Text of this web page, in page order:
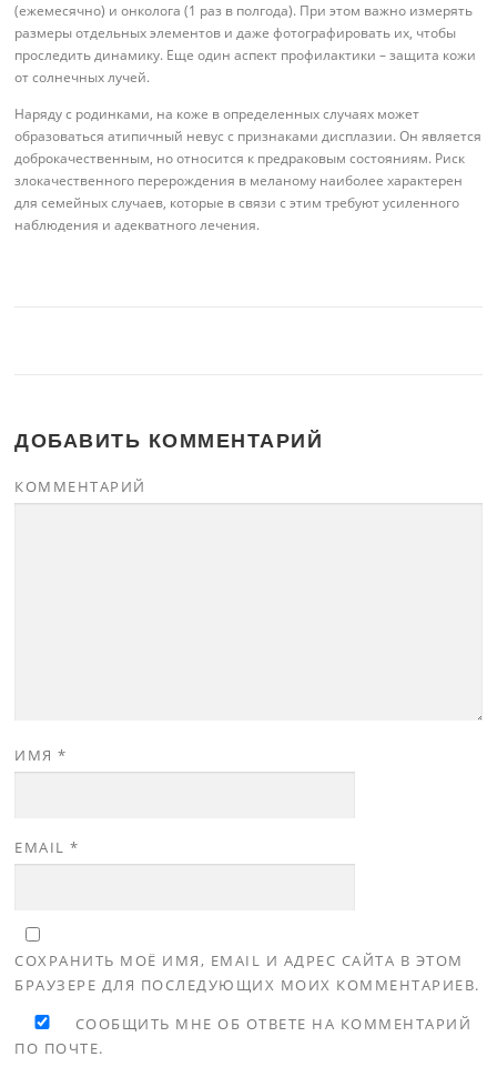
(ежемесячно) и онколога (1 раз в полгода). При этом важно измерять
размеры отдельных элементов и даже фотографировать их, чтобы
проследить динамику. Еще один аспект профилактики – защита кожи
от солнечных лучей.
Наряду с родинками, на коже в определенных случаях может
образоваться атипичный невус с признаками дисплазии. Он является
доброкачественным, но относится к предраковым состояниям. Риск
злокачественного перерождения в меланому наиболее характерен
для семейных случаев, которые в связи с этим требуют усиленного
наблюдения и адекватного лечения.
ДОБАВИТЬ КОММЕНТАРИЙ
КОММЕНТАРИЙ
ИМЯ*
EMAIL*
СОХРАНИТЬ МОЁ ИМЯ, EMAIL И АДРЕС САЙТА В ЭТОМ
БРАУЗЕРЕ ДЛЯ ПОСЛЕДУЮЩИХ МОИХ КОММЕНТАРИЕВ.
СООБЩИТЬ МНЕ ОБ ОТВЕТЕ НА КОММЕНТАРИЙ
ПО ПОЧТЕ.